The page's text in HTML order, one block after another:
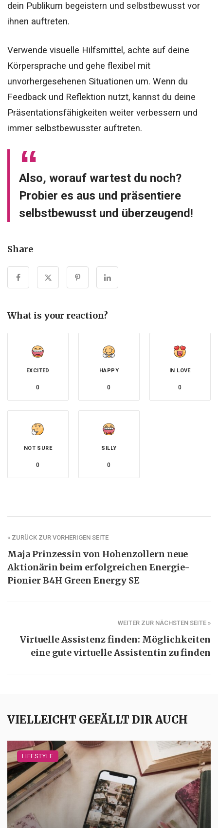
dein Publikum begeistern und selbstbewusst vor
ihnen auftreten.
Verwende visuelle Hilfsmittel, achte auf deine
Körpersprache und gehe flexibel mit
unvorhergesehenen Situationen um. Wenn du
Feedback und Reflektion nutzt, kannst du deine
Präsentationsfähigkeiten weiter verbessern und
immer selbstbewusster auftreten.
Also, worauf wartest du noch?
Probier es aus und präsentiere
selbstbewusst und überzeugend!
Share
What is your reaction?
EXCITED
0
HAPPY
0
IN LOVE
0
NOT SURE
0
SILLY
0
« ZURÜCK ZUR VORHERIGEN SEITE
Maja Prinzessin von Hohenzollern neue
Aktionärin beim erfolgreichen Energie-
Pionier B4H Green Energy SE
WEITER ZUR NÄCHSTEN SEITE »
Virtuelle Assistenz finden: Möglichkeiten
eine gute virtuelle Assistentin zu finden
VIELLEICHT GEFÄLLT DIR AUCH
LIFESTYLE